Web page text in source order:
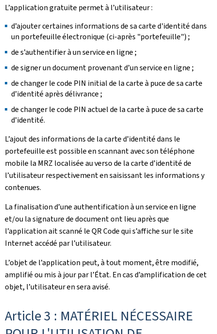
L’application gratuite permet à l’utilisateur :
d’ajouter certaines informations de sa carte d'identité dans
un portefeuille électronique (ci-après "portefeuille") ;
de s’authentifier à un service en ligne ;
de signer un document provenant d’un service en ligne ;
de changer le code PIN initial de la carte à puce de sa carte
d’identité après délivrance ;
de changer le code PIN actuel de la carte à puce de sa carte
d’identité.
L’ajout des informations de la carte d’identité dans le
portefeuille est possible en scannant avec son téléphone
mobile la MRZ localisée au verso de la carte d’identité de
l’utilisateur respectivement en saisissant les informations y
contenues.
La finalisation d’une authentification à un service en ligne
et/ou la signature de document ont lieu après que
l’application ait scanné le QR Code qui s’affiche sur le site
Internet accédé par l’utilisateur.
L’objet de l’application peut, à tout moment, être modifié,
amplifié ou mis à jour par l’État. En cas d’amplification de cet
objet, l’utilisateur en sera avisé.
Article 3 : MATÉRIEL NÉCESSAIRE